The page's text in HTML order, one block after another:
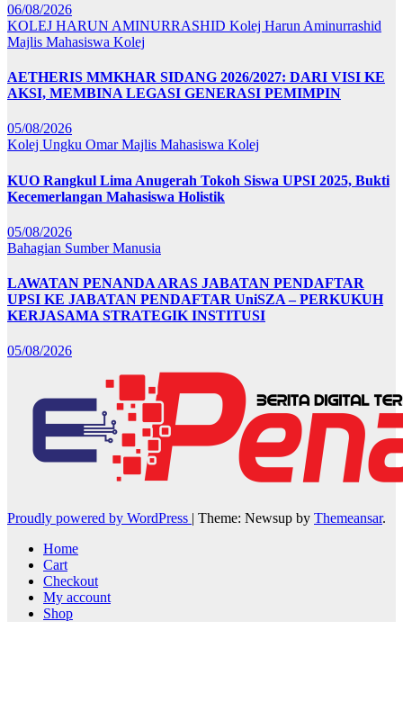
06/08/2026
KOLEJ HARUN AMINURRASHID Kolej Harun Aminurrashid
Majlis Mahasiswa Kolej
AETHERIS MMKHAR SIDANG 2026/2027: DARI VISI KE
AKSI, MEMBINA LEGASI GENERASI PEMIMPIN
05/08/2026
Kolej Ungku OmarMajlis Mahasiswa Kolej
KUO Rangkul Lima Anugerah Tokoh Siswa UPSI 2025, Bukti
Kecemerlangan Mahasiswa Holistik
05/08/2026
Bahagian Sumber Manusia
LAWATAN PENANDA ARAS JABATAN PENDAFTAR
UPSI KE JABATAN PENDAFTAR UniSZA – PERKUKUH
KERJASAMA STRATEGIK INSTITUSI
05/08/2026
Proudly powered by WordPress | Theme: Newsup by Themeansar.
Home
Cart
Checkout
My account
Shop